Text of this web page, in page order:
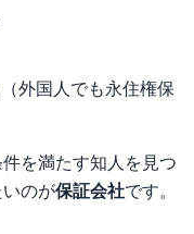
（外国人でも永住権保
を満たす知人を見つ
のが保証会社です。